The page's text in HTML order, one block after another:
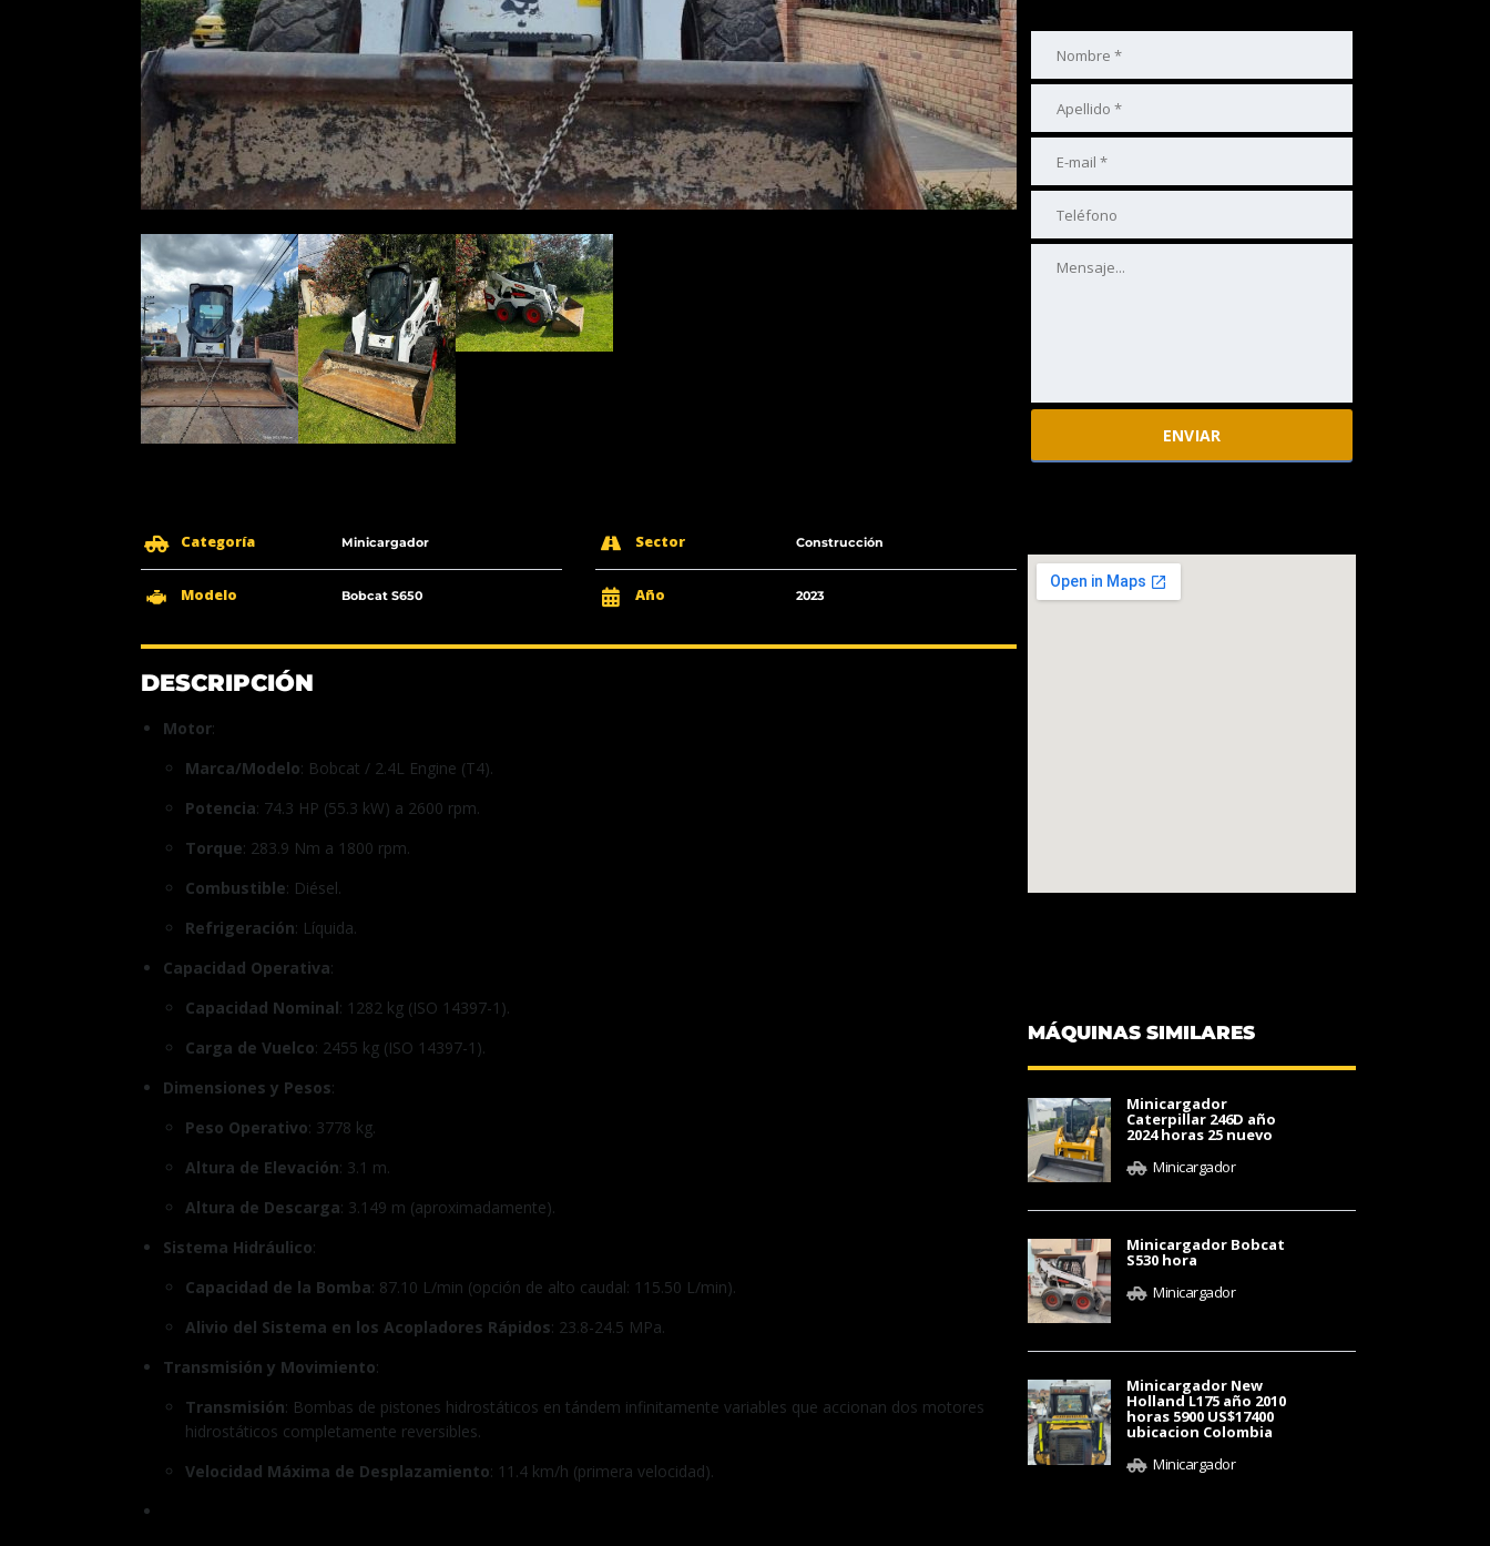
Categoría Minicargador Sector Construcción
Modelo Bobcat S650 Año 2023
DESCRIPCIÓN
Motor:
Marca/Modelo: Bobcat / 2.4L Engine (T4).
Potencia: 74.3 HP (55.3 kW) a 2600 rpm.
Torque: 283.9 Nm a 1800 rpm.
Combustible: Diésel.
Refrigeración: Líquida.
Capacidad Operativa:
Capacidad Nominal: 1282 kg (ISO 14397-1).
Carga de Vuelco: 2455 kg (ISO 14397-1).
Dimensiones y Pesos:
Peso Operativo: 3778 kg.
Altura de Elevación: 3.1 m.
Altura de Descarga: 3.149 m (aproximadamente).
Sistema Hidráulico:
Capacidad de la Bomba: 87.10 L/min (opción de alto caudal: 115.50 L/min).
Alivio del Sistema en los Acopladores Rápidos: 23.8-24.5 MPa.
Transmisión y Movimiento:
Transmisión: Bombas de pistones hidrostáticos en tándem infinitamente variables que accionan dos motores
hidrostáticos completamente reversibles.
Velocidad Máxima de Desplazamiento: 11.4 km/h (primera velocidad).
MÁQUINAS SIMILARES
Minicargador
Caterpillar 246D año
2024 horas 25 nuevo
Minicargador
Minicargador Bobcat
S530 hora
Minicargador
Minicargador New
Holland L175 año 2010
horas 5900 US$17400
ubicacion Colombia
Minicargador